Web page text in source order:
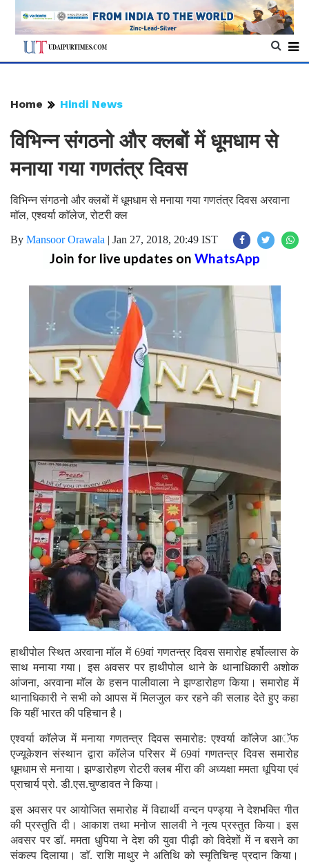
Home Hindi News
विभिन्न संगठनो और क्लबों में धूमधाम से
मनाया गया गणतंत्र दिवस
विभिन्न संगठनो और क्लबों में धूमधाम से मनाया गया गणतंत्र दिवस अरवाना
माॅल, एश्वर्या काॅलेज, रोटरी क्ल
By Mansoor Orawala | Jan 27, 2018, 20:49 IST
Join for live updates on WhatsApp
हाथीपोल स्थित अरवाना माॅल में 69वां गणतन्त्र दिवस समारोह हर्षोल्लास के
साथ मनाया गया। इस अवसर पर हाथीपोल थाने के थानाधिकारी अशोक
आंजना, अरवाना माॅल के हसन पालीवाला ने झण्डारोहण किया। समारोह में
थानाधिकारी ने सभी को आपस में मिलजुल कर रहने की सलाह देते हुए कहा
कि यहीं भारत की पहिचान है।
एश्वर्या काॅलेज में मनाया गणतन्त्र दिवस समारोह: एश्वर्या काॅलेज आॅफ
एज्यूकेशन संस्थान द्वारा काॅलेज परिसर में 69वां गणतन्त्र दिवस समारोह
धूमधाम से मनाया। झण्डारोहण रोटरी क्लब मींरा की अध्यक्षा ममता धूपिया एवं
प्राचार्य प्रो. डी.एस.चुण्डावत ने किया।
इस अवसर पर आयोजित समारोह में विद्यार्थी वन्दन पण्ड्या ने देशभक्ति गीत
की प्रस्तुति दी। आकाश तथा मनोज सालवी ने नृत्य प्रस्तुत किया। इस
अवसर पर डाॅ. ममता धुपिया ने देश की युवा पीढ़ी को विदेशों में न बसने का
संकल्प दिलाया। डाॅ. राशि माथुर ने अतिथि को स्मृतिचिन्ह प्रदान किया।